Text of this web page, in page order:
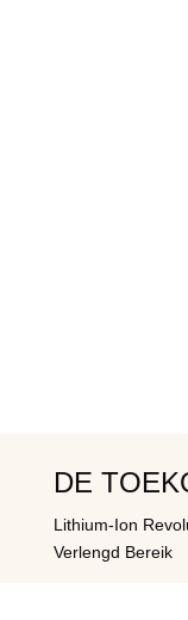
DE
Lithium-Ion
Verlengd Bereik